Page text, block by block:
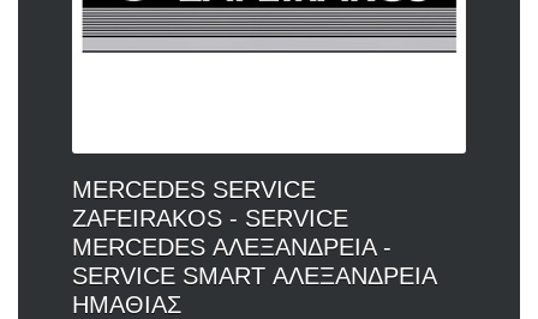
MERCEDES SERVICE
ZAFEIRAKOS - SERVICE
MERCEDES ΑΛΕΞΑΝΔΡΕΙΑ -
SERVICE SMART ΑΛΕΞΑΝΔΡΕΙΑ
ΗΜΑΘΙΑΣ